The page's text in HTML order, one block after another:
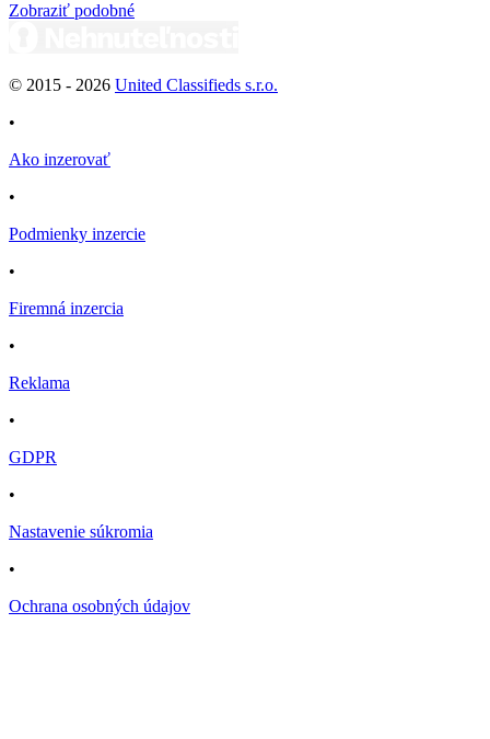
Zobraziť podobné
© 2015 - 2026 United Classifieds s.r.o.
•
Ako inzerovať
•
Podmienky inzercie
•
Firemná inzercia
•
Reklama
•
GDPR
•
Nastavenie súkromia
•
Ochrana osobných údajov